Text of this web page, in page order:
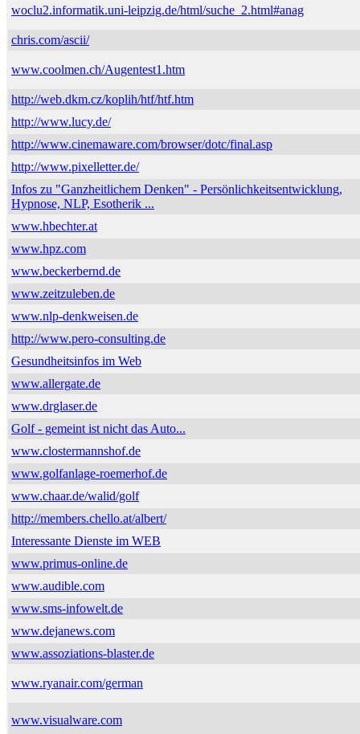
woclu2.informatik.uni-leipzig.de/html/suche_2.html#anag
chris.com/ascii/
www.coolmen.ch/Augentest1.htm
http://web.dkm.cz/koplih/htf/htf.htm
http://www.lucy.de/
http://www.cinemaware.com/browser/dotc/final.asp
http://www.pixelletter.de/
Infos zu "Ganzheitlichem Denken" - Persönlichkeitsentwicklung,
Hypnose, NLP, Esotherik ...
www.hbechter.at
www.hpz.com
www.beckerbernd.de
www.zeitzuleben.de
www.nlp-denkweisen.de
http://www.pero-consulting.de
Gesundheitsinfos im Web
www.allergate.de
www.drglaser.de
Golf - gemeint ist nicht das Auto...
www.clostermannshof.de
www.golfanlage-roemerhof.de
www.chaar.de/walid/golf
http://members.chello.at/albert/
Interessante Dienste im WEB
www.primus-online.de
www.audible.com
www.sms-infowelt.de
www.dejanews.com
www.assoziations-blaster.de
www.ryanair.com/german
www.visualware.com